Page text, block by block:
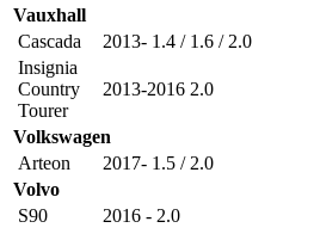
Vauxhall
Cascada
2013- 1.4 / 1.6 / 2.0
Insignia
Country
Tourer
2013-2016 2.0
Volkswagen
Arteon
2017- 1.5 / 2.0
Volvo
S90
2016 - 2.0